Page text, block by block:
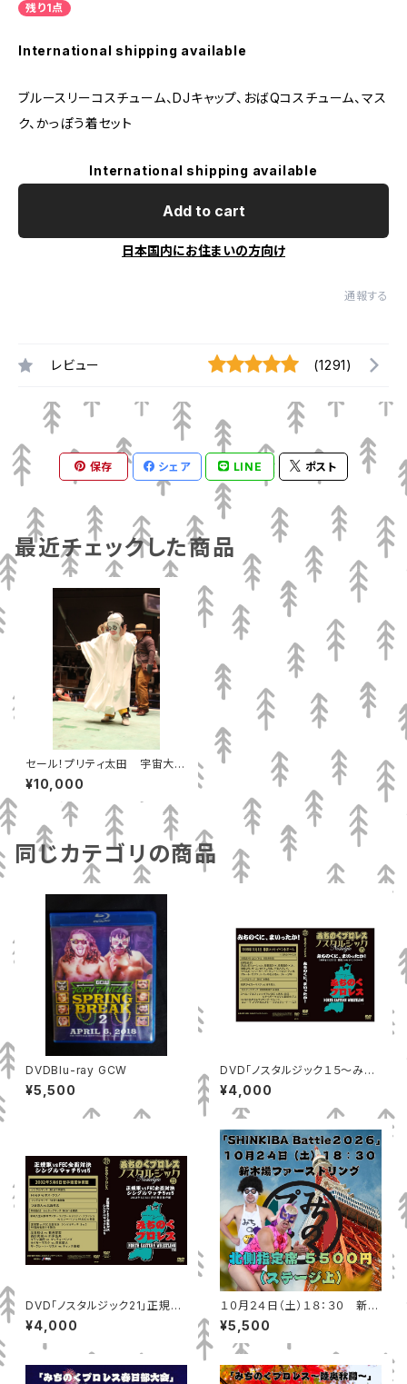
残り1点
International shipping available
ブルースリーコスチューム、DJキャップ、おばQコスチューム、マス
ク、かっぽう着セット
International shipping available
Add to cart
日本国内にお住まいの方向け
通報する
レビュー (1291)
保存 シェア LINE ポスト
最近チェックした商品
セール！プリティ太田 宇宙大戦
争 使用済セット
¥10,000
同じカテゴリの商品
DVDBlu-ray GCW
¥5,500
DVD「ノスタルジック１５～みち
のくに、まいったか」MP-172
¥4,000
DVD「ノスタルジック21」正規軍
vsFEC全面対決 シングルマッチ
5vs5
¥4,000
１０月２４日（土）１８：３０ 新木
場ファーストリング 北側指定席
（ステージ上）
¥5,500